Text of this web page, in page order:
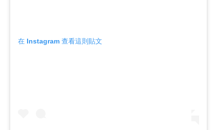
在 Instagram 查看這則貼文